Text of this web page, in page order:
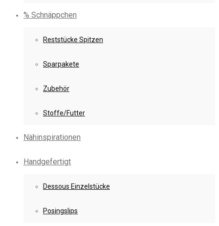
% Schnäppchen
Reststücke Spitzen
Sparpakete
Zubehör
Stoffe/Futter
Nähinspirationen
Handgefertigt
Dessous Einzelstücke
Posingslips